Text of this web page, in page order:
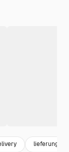
lieferung